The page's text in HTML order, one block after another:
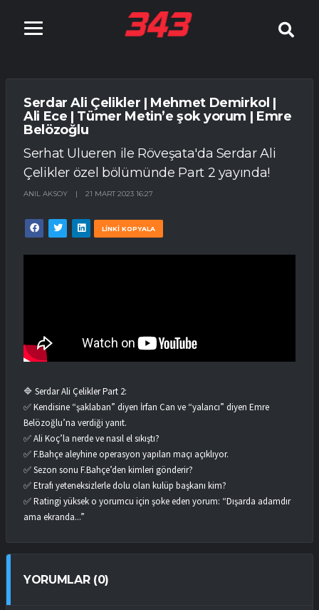
Serdar Ali Çelikler | Mehmet Demirkol |
Ali Ece | Tümer Metin’e şok yorum | Emre
Belözoğlu
Serhat Ulueren ile Röveşata'da Serdar Ali
Çelikler özel bölümünde Part 2 yayında!
ANIL AKSOY | 21 MART 2023 16:27
LİNKİ KOPYALA
🔷 Serdar Ali Çelikler Part 2:
✅ Kendisine “şaklaban” diyen İrfan Can ve “yalancı” diyen Emre
Belözoğlu’na verdiği yanıt.
✅ Ali Koç’la nerde ve nasıl el sıkıştı?
✅ F.Bahçe aleyhine operasyon yapılan maçı açıklıyor.
✅ Sezon sonu F.Bahçe’den kimleri gönderir?
✅ Etrafı yeteneksizlerle dolu olan kulüp başkanı kim?
✅ Ratingi yüksek o yorumcu için şoke eden yorum: “Dışarda adamdır
ama ekranda...”
YORUMLAR (0)